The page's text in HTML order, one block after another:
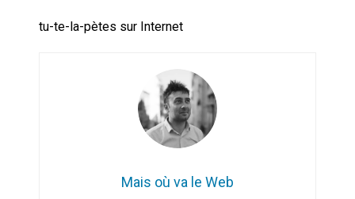
En Seine-et-Marne, le projet de
Campus IA doit sortir des
champs : « On impose et copie
le gigantisme états-unien »
Addendum sur les machines à
tu-te-la-pètes sur Internet
Mais où va le Web